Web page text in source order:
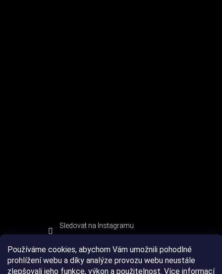
Používáme cookies, abychom Vám umožnili pohodlné
prohlížení webu a díky analýze provozu webu neustále
zlepšovali jeho funkce, výkon a použitelnost. Více informací
Sledovat na Instagramu